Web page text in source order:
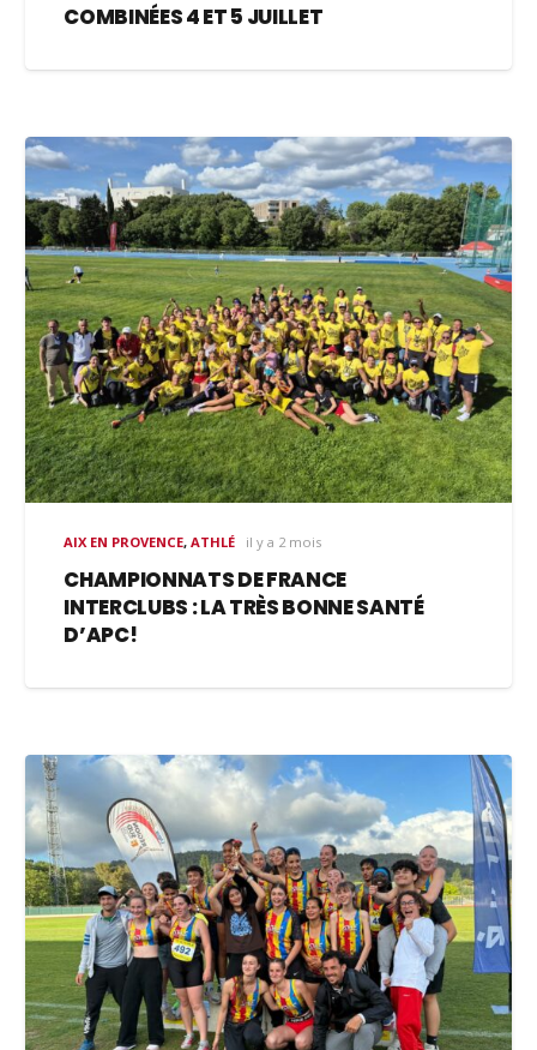
COMBINÉES 4 ET 5 JUILLET
AIX EN PROVENCE,ATHLÉ il y a 2 mois
CHAMPIONNATS DE FRANCE
INTERCLUBS : LA TRÈS BONNE SANTÉ
D’APC!